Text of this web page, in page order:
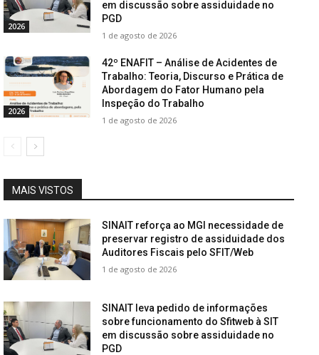
2026
em discussão sobre assiduidade no
PGD
1 de agosto de 2026
2026
42º ENAFIT – Análise de Acidentes de
Trabalho: Teoria, Discurso e Prática de
Abordagem do Fator Humano pela
Inspeção do Trabalho
1 de agosto de 2026
MAIS VISTOS
SINAIT reforça ao MGI necessidade de
preservar registro de assiduidade dos
Auditores Fiscais pelo SFIT/Web
1 de agosto de 2026
SINAIT leva pedido de informações
sobre funcionamento do Sfitweb à SIT
em discussão sobre assiduidade no
PGD